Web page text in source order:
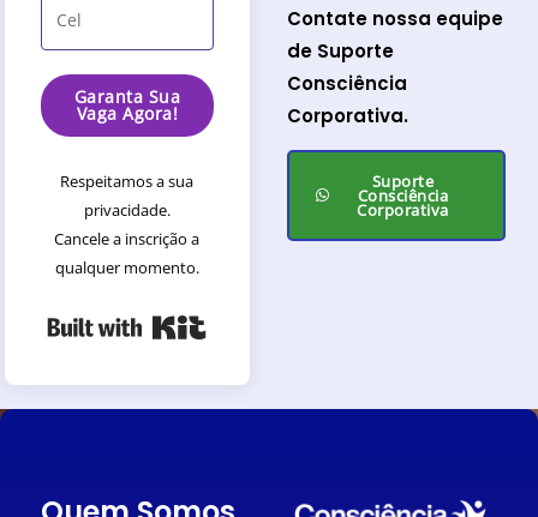
Contate nossa equipe
de Suporte
Consciência
Corporativa.
Suporte
Consciência
Corporativa
Garanta Sua
Vaga Agora!
Respeitamos a sua
privacidade.
Cancele a inscrição a
qualquer momento.